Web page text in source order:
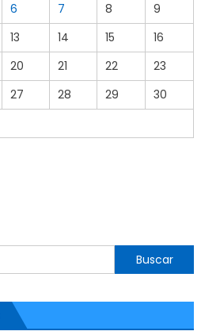
6 7 8
9
13 14 15
16
20 21 22
23
27 28 29
30